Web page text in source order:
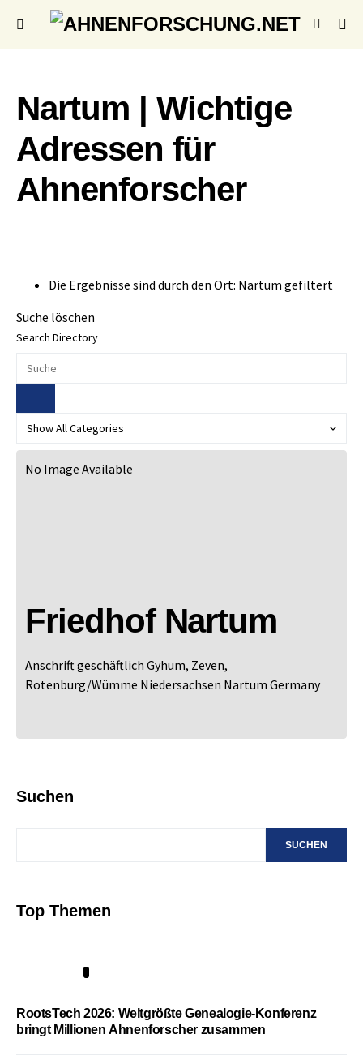
Nartum | Wichtige
Adressen für
Ahnenforscher
Die Ergebnisse sind durch den Ort: Nartum gefiltert
Suche löschen
Search Directory
No Image Available
Friedhof Nartum
Anschrift geschäftlich Gyhum, Zeven,
Rotenburg/Wümme Niedersachsen Nartum Germany
Suchen
SUCHEN
Top Themen
RootsTech 2026: Weltgrößte Genealogie-Konferenz
bringt Millionen Ahnenforscher zusammen